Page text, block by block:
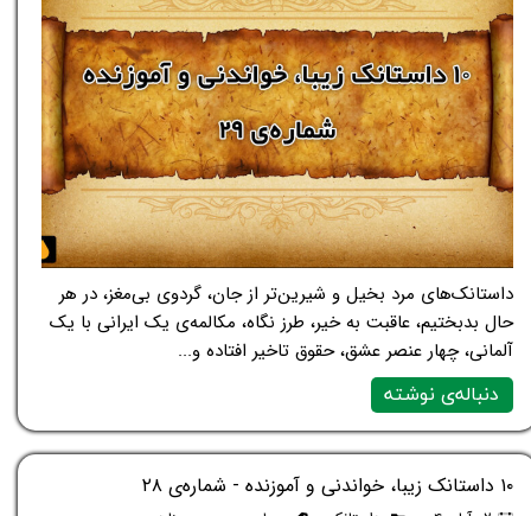
داستانک‌های مرد بخیل و شیرین‌تر از جان، گردوی بی‌مغز، در هر
حال بدبختیم، عاقبت به خیر، طرز نگاه، مکالمه‌ی یک ایرانی با یک
آلمانی، چهار عنصر عشق، حقوق تاخیر افتاده و...
دنباله‌ی نوشته
۱۰ داستانک زیبا، خواندنی و آموزنده - شماره‌ی ۲۸